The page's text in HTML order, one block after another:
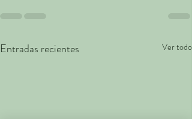
Entradas recientes Ver todo